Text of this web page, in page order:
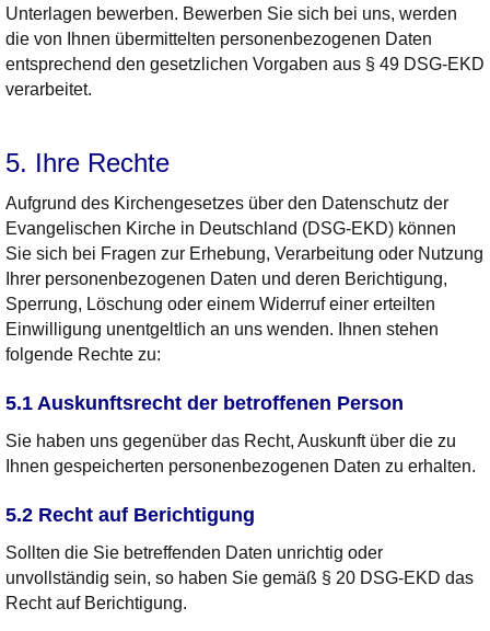
Unterlagen bewerben. Bewerben Sie sich bei uns, werden
die von Ihnen übermittelten personenbezogenen Daten
entsprechend den gesetzlichen Vorgaben aus § 49 DSG-EKD
verarbeitet.
5. Ihre Rechte
Aufgrund des Kirchengesetzes über den Datenschutz der
Evangelischen Kirche in Deutschland (DSG-EKD) können
Sie sich bei Fragen zur Erhebung, Verarbeitung oder Nutzung
Ihrer personenbezogenen Daten und deren Berichtigung,
Sperrung, Löschung oder einem Widerruf einer erteilten
Einwilligung unentgeltlich an uns wenden. Ihnen stehen
folgende Rechte zu:
5.1 Auskunftsrecht der betroffenen Person
Sie haben uns gegenüber das Recht, Auskunft über die zu
Ihnen gespeicherten personenbezogenen Daten zu erhalten.
5.2 Recht auf Berichtigung
Sollten die Sie betreffenden Daten unrichtig oder
unvollständig sein, so haben Sie gemäß § 20 DSG-EKD das
Recht auf Berichtigung.